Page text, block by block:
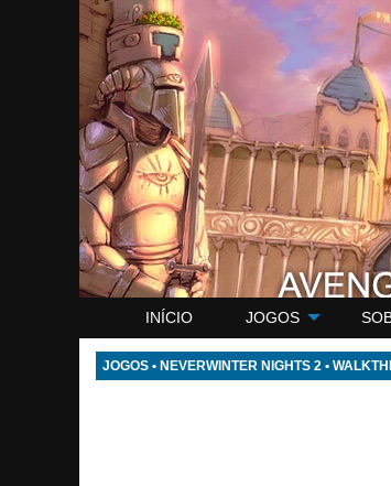
INÍCIO JOGOS
JOGOS • NEVERWINTER NIGHTS 2 •